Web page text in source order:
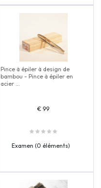
Pince à épiler à design de
bambou - Pince à épiler en
acier ...
€ 99
Examen (0 éléments)